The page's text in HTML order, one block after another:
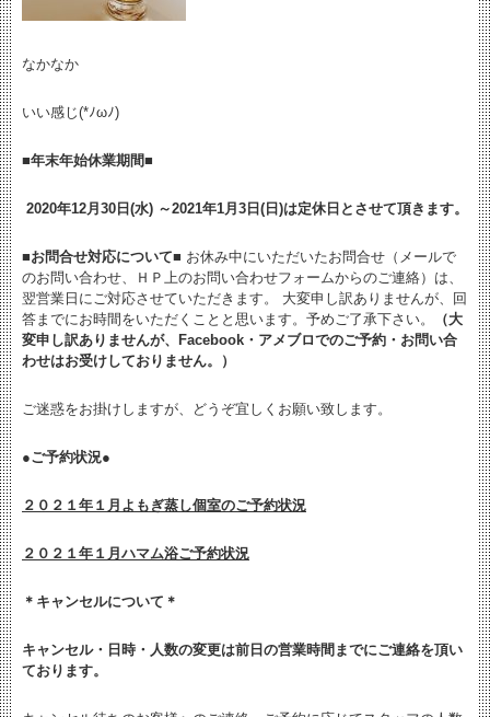
なかなか
いい感じ(*ﾉωﾉ)
■年末年始休業期間■
2020年12月30日(水) ～2021年1月3日(日)は定休日とさせて頂きます。
■お問合せ対応について■ お休み中にいただいたお問合せ（メールで
のお問い合わせ、ＨＰ上のお問い合わせフォームからのご連絡）は、
翌営業日にご対応させていただきます。 大変申し訳ありませんが、回
答までにお時間をいただくことと思います。予めご了承下さい。
（大
変申し訳ありませんが、Facebook・アメブロでのご予約・お問い合
わせはお受けしておりません。）
ご迷惑をお掛けしますが、どうぞ宜しくお願い致します。
●ご予約状況●
２０２１年１月よもぎ蒸し個室のご予約状況
２０２１年１月ハマム浴ご予約状況
＊キャンセルについて＊
キャンセル・日時・人数の変更は前日の営業時間までにご連絡を頂い
ております。